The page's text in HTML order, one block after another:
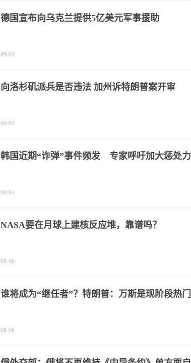
德国宣布向乌克兰提供5亿美元军事援助
09-04
向洛杉矶派兵是否违法 加州诉特朗普案开审
09-04
韩国近期“诈弹”事件频发 专家呼吁加大惩处力
09-04
NASA要在月球上建核反应堆，靠谱吗？
08-06
谁将成为“继任者”？特朗普：万斯是现阶段热门
08-06